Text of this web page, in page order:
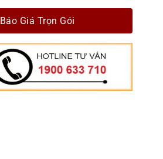
Báo Giá Trọn Gói